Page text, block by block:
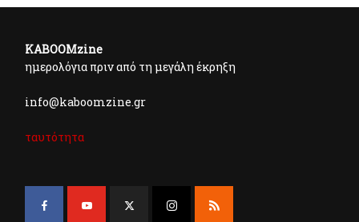
KABOOMzine
ημερολόγια πριν από τη μεγάλη έκρηξη
info@kaboomzine.gr
ταυτότητα